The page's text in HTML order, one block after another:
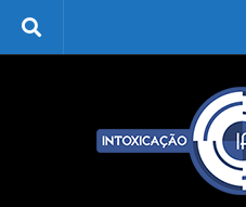
Skip to content